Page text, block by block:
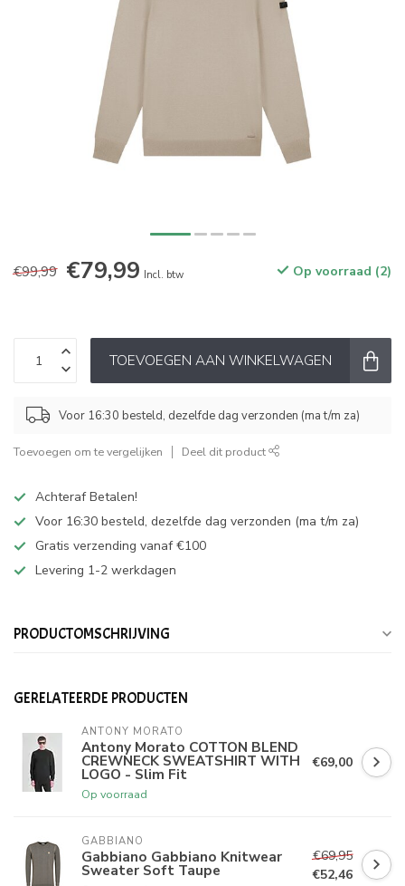
€99,99 €79,99 Incl. btw Op voorraad (2)
TOEVOEGEN AAN WINKELWAGEN
Voor 16:30 besteld, dezelfde dag verzonden (ma t/m za)
Toevoegen om te vergelijken Deel dit product
Achteraf Betalen!
Voor 16:30 besteld, dezelfde dag verzonden (ma t/m za)
Gratis verzending vanaf €100
Levering 1-2 werkdagen
PRODUCTOMSCHRIJVING
GERELATEERDE PRODUCTEN
ANTONY MORATO
Antony Morato COTTON BLEND
CREWNECK SWEATSHIRT WITH
LOGO - Slim Fit
Op voorraad
€69,00
GABBIANO
Gabbiano Gabbiano Knitwear
Sweater Soft Taupe
€69,95
€52,46